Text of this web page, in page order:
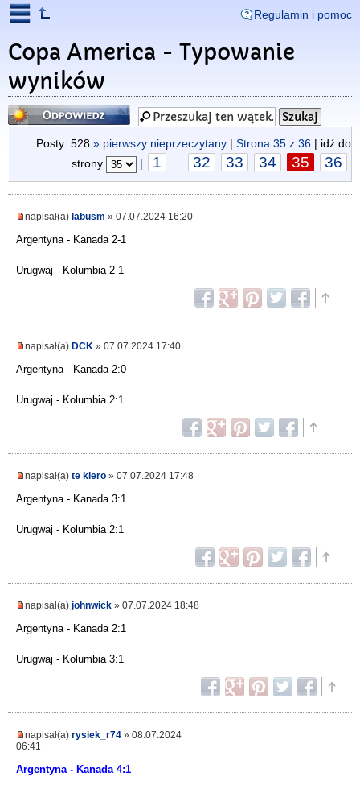
Regulamin i pomoc
Copa America - Typowanie
wyników
Odpowiedz
Posty: 528 » pierwszy nieprzeczytany | Strona 35 z 36 | idź do
strony
| 1 32 33 34 35 36
napisał(a) labusm » 07.07.2024 16:20
Argentyna - Kanada 2-1
Urugwaj - Kolumbia 2-1
napisał(a) DCK » 07.07.2024 17:40
Argentyna - Kanada 2:0
Urugwaj - Kolumbia 2:1
napisał(a) te kiero » 07.07.2024 17:48
Argentyna - Kanada 3:1
Urugwaj - Kolumbia 2:1
napisał(a) johnwick » 07.07.2024 18:48
Argentyna - Kanada 2:1
Urugwaj - Kolumbia 3:1
napisał(a) rysiek_r74 » 08.07.2024
06:41
Argentyna - Kanada 4:1